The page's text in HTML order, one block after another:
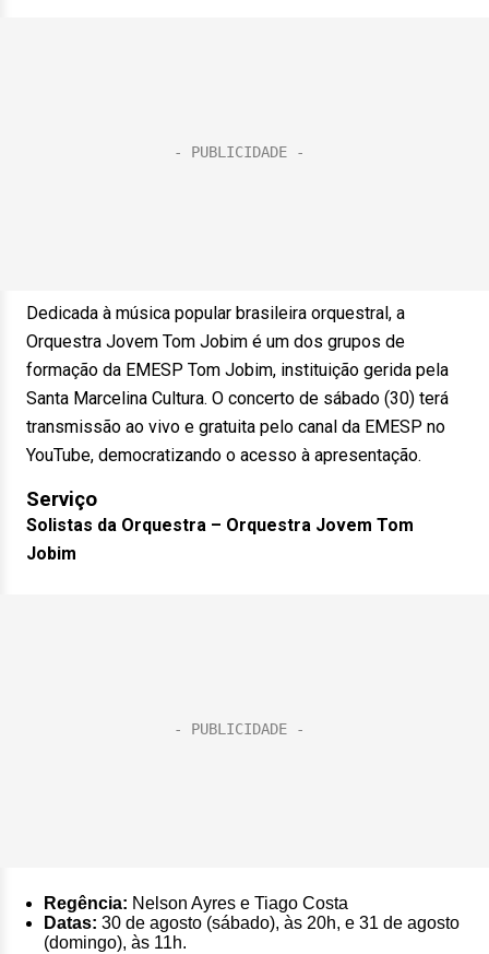
Dedicada à música popular brasileira orquestral, a
Orquestra Jovem Tom Jobim é um dos grupos de
formação da EMESP Tom Jobim, instituição gerida pela
Santa Marcelina Cultura. O concerto de sábado (30) terá
transmissão ao vivo e gratuita pelo canal da EMESP no
YouTube, democratizando o acesso à apresentação.
Serviço
Solistas da Orquestra – Orquestra Jovem Tom
Jobim
Regência: Nelson Ayres e Tiago Costa
Datas: 30 de agosto (sábado), às 20h, e 31 de agosto
(domingo), às 11h.